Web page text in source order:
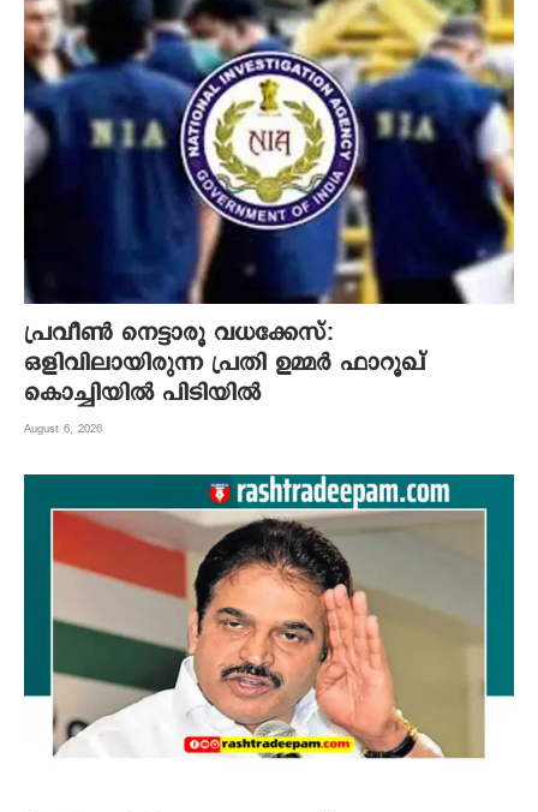
പ്രവീൺ നെട്ടാരൂ വധക്കേസ്:
ഒളിവിലായിരുന്ന പ്രതി ഉമ്മർ ഫാറൂഖ്
കൊച്ചിയിൽ പിടിയിൽ
August 6, 2026